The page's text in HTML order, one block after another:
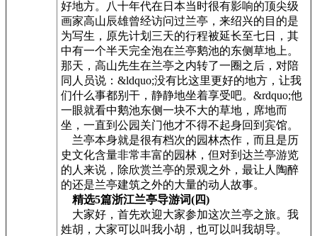
好地方。八十年代在日本当时很有影响的顶尖级
画家高山辰雄曾经访问过兰亭，来绍兴的目的是
为写生，原先计划三天的行程被延长至七日，其
中有一个半天完全泡在兰亭鹅池的东侧草地上。
那天，高山先生在兰亭之内转了一圈之后，对陪
同人员说：&ldquo;没有比这里更好的地方，让我
们什么事都别干，静静地坐着享受吧。&rdquo;他
一眼就看中鹅池东侧一块不大的草地，席地而
坐，一直到公园关门他才不得不起身回到宾馆。
兰亭本身就是很有档次的园林杰作，而且是历
史文化含量非常丰富的园林，但对到达兰亭游览
的人来说，除欣赏兰亭的景观之外，最让人陶醉
的还是兰亭建筑之外的大量的动人故事。
精选5篇浙江兰亭导游词(四)
大家好，首先欢迎大家参加这次兰亭之旅。我
姓胡，大家可以叫我小胡，也可以叫我胡导。